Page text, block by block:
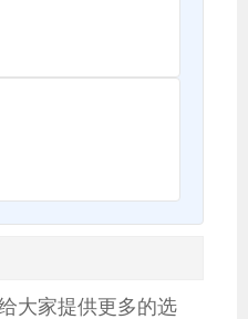
大家提供更多的选